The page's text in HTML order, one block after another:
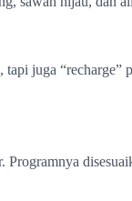
juga “recharge”